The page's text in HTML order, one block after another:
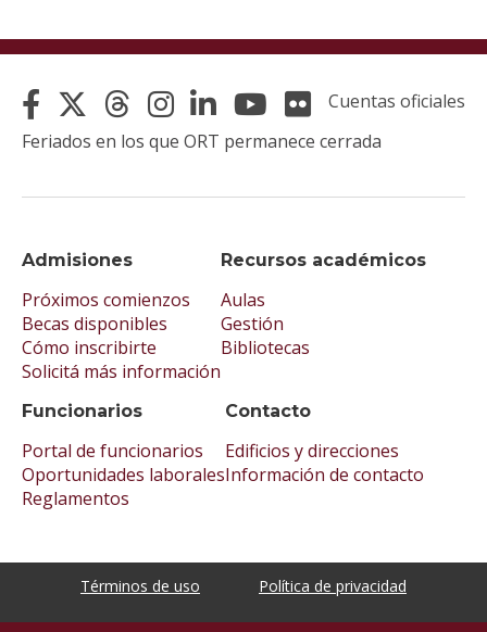
Admisiones
Próximos comienzos
Becas disponibles
Cómo inscribirte
Solicitá más información
Recursos académicos
Aulas
Gestión
Bibliotecas
Funcionarios
Portal de funcionarios
Oportunidades laborales
Reglamentos
Contacto
Edificios y direcciones
Información de contacto
Cuentas oficiales
Feriados en los que ORT permanece cerrada
Términos de uso Política de privacidad